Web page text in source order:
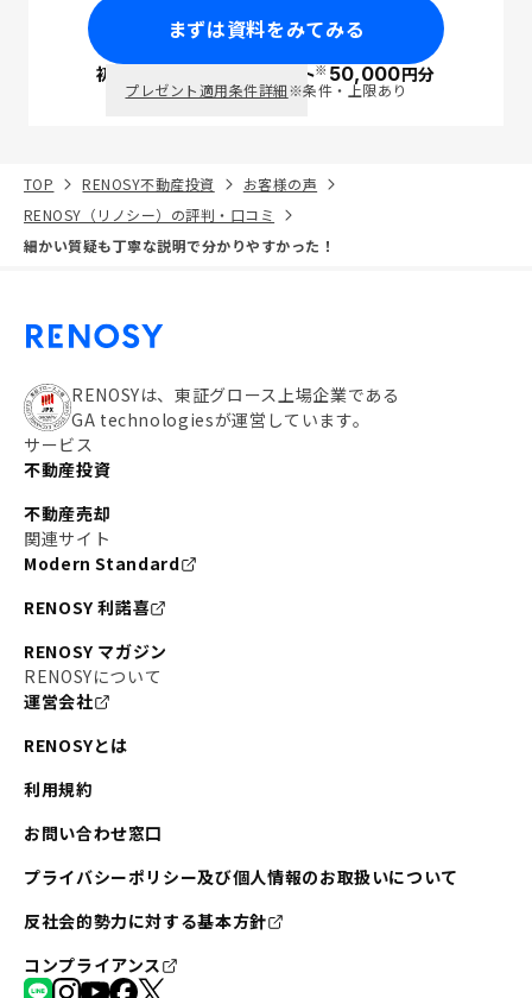
まずは資料をみてみる
初回面談で ポイント※50,000円分
プレゼント適用条件詳細※条件・上限あり
TOP RENOSY不動産投資
お客様の声
RENOSY（リノシー）の評判・口コミ
細かい質疑も丁寧な説明で分かりやすかった！
RENOSYは、東証グロース上場企業である
GA technologiesが運営しています。
サービス
不動産投資
不動産売却
関連サイト
Modern Standard
RENOSY 利諾喜
RENOSY マガジン
RENOSYについて
運営会社
RENOSYとは
利用規約
お問い合わせ窓口
プライバシーポリシー及び個人情報のお取扱いについて
反社会的勢力に対する基本方針
コンプライアンス